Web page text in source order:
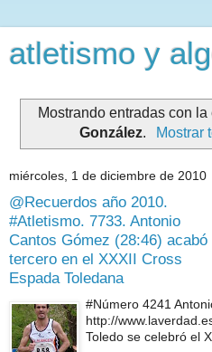
atletismo y
Mostrando entradas con la
González. Mostrar
miércoles, 1 de diciembre de 2010
@Recuerdos año 2010.
#Atletismo. 7733. Antonio
Cantos Gómez (28:46) acabó
tercero en el XXXII Cross
Espada Toledana
#Número 4241
http://
Toledo se celebró el